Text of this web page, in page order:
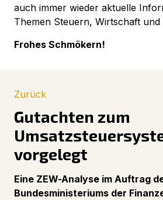
auch immer wieder aktuelle
Themen Steuern, Wirtschaft und
Frohes Schmökern!
Zurück
Gutachten zum
vorgelegt
Eine ZEW-Analyse im Auftrag
Bundesministeriums der